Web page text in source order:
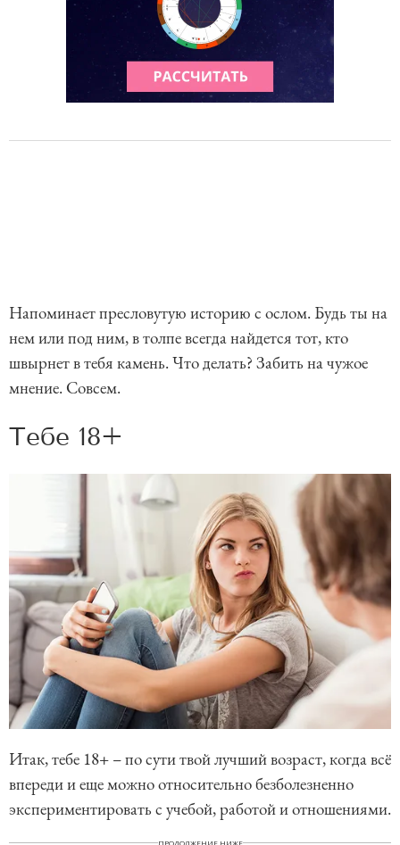
Напоминает пресловутую историю с ослом. Будь ты на
нем или под ним, в толпе всегда найдется тот, кто
швырнет в тебя камень. Что делать? Забить на чужое
мнение. Совсем.
Тебе 18+
Итак, тебе 18+ – по сути твой лучший возраст, когда всё
впереди и еще можно относительно безболезненно
экспериментировать с учебой, работой и отношениями.
ПРОДОЛЖЕНИЕ НИЖЕ